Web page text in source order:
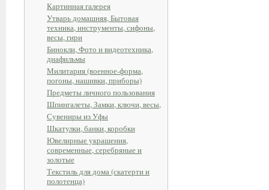
Картинная галерея
Утварь домашняя, Бытовая
техника, инструменты, сифоны,
весы, гири
Бинокли, Фото и видеотехника,
диафильмы
Милитария (военное-форма,
погоны, нашивки, приборы)
Предметы личного пользования
Шпингалеты, Замки, ключи, весы,
Сувениры из Уфы
Шкатулки, банки, коробки
Ювелирные украшения,
современные, серебряные и
золотые
Текстиль для дома (скатерти и
полотенца)